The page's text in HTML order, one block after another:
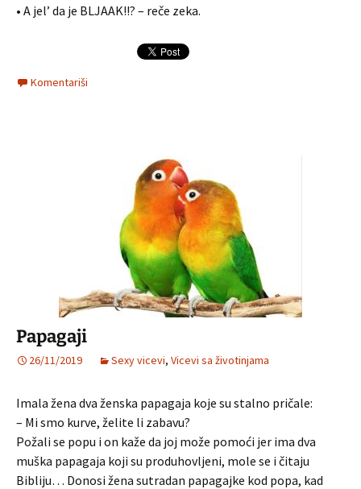
• A jel’ da je BLJAAK!!? – reče zeka.
Komentariši
Papagaji
26/11/2019 Sexy vicevi, Vicevi sa životinjama
Imala žena dva ženska papagaja koje su stalno pričale:
– Mi smo kurve, želite li zabavu?
Požali se popu i on kaže da joj može pomoći jer ima dva
muška papagaja koji su produhovljeni, mole se i čitaju
Bibliju… Donosi žena sutradan papagajke kod popa, kad